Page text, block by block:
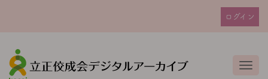
ン
テ
ユ
ログイン